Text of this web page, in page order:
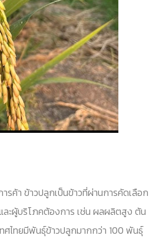
รค้า ข้าวปลูกเป็นข้าวที่ผ่านการคัดเลือก
ะผู้บริโภคต้องการ เช่น ผลผลิตสูง ต้น
ศไทยมีพันธุ์ข้าวปลูกมากกว่า 100 พันธุ์